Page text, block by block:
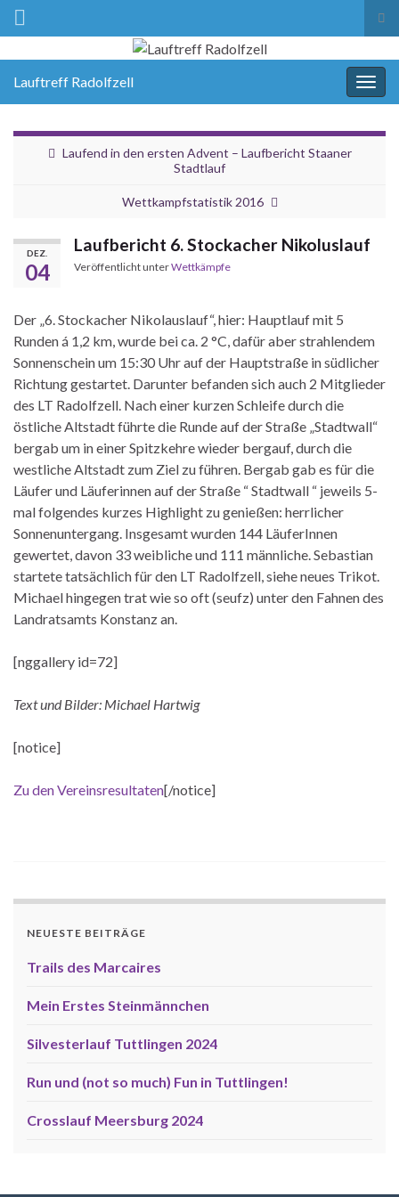
Lauftreff Radolfzell
Laufend in den ersten Advent – Laufbericht Staaner
Stadtlauf
Wettkampfstatistik 2016
DEZ.
04
Laufbericht 6. Stockacher Nikoluslauf
Veröffentlicht unterWettkämpfe
Der „6. Stockacher Nikolauslauf“, hier: Hauptlauf mit 5
Runden á 1,2 km, wurde bei ca. 2 °C, dafür aber strahlendem
Sonnenschein um 15:30 Uhr auf der Hauptstraße in südlicher
Richtung gestartet. Darunter befanden sich auch 2 Mitglieder
des LT Radolfzell. Nach einer kurzen Schleife durch die
östliche Altstadt führte die Runde auf der Straße „Stadtwall“
bergab um in einer Spitzkehre wieder bergauf, durch die
westliche Altstadt zum Ziel zu führen. Bergab gab es für die
Läufer und Läuferinnen auf der Straße “ Stadtwall “ jeweils 5-
mal folgendes kurzes Highlight zu genießen: herrlicher
Sonnenuntergang. Insgesamt wurden 144 LäuferInnen
gewertet, davon 33 weibliche und 111 männliche. Sebastian
startete tatsächlich für den LT Radolfzell, siehe neues Trikot.
Michael hingegen trat wie so oft (seufz) unter den Fahnen des
Landratsamts Konstanz an.
[nggallery id=72]
Text und Bilder: Michael Hartwig
[notice]
Zu den Vereinsresultaten[/notice]
NEUESTE BEITRÄGE
Trails des Marcaires
Mein Erstes Steinmännchen
Silvesterlauf Tuttlingen 2024
Run und (not so much) Fun in Tuttlingen!
Crosslauf Meersburg 2024